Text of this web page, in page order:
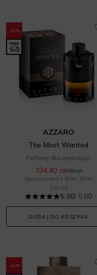
-12%
AZZARO
The Most Wanted
Perfumy dla mężczyzn
334,40 zł380 zł
Najniższa cena z 30 dni: 323 zł
100 ml
5.00/ 5.00
DODAJ DO KOSZYKA
-12%